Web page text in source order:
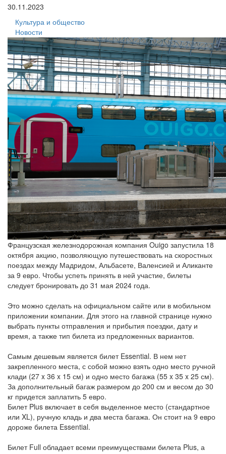
30.11.2023
Культура и общество
Новости
Французская железнодорожная компания Ouigo запустила 18
октября акцию, позволяющую путешествовать на скоростных
поездах между Мадридом, Альбасете, Валенсией и Аликанте
за 9 евро. Чтобы успеть принять в ней участие, билеты
следует бронировать до 31 мая 2024 года.
Это можно сделать на официальном сайте или в мобильном
приложении компании. Для этого на главной странице нужно
выбрать пункты отправления и прибытия поездки, дату и
время, а также тип билета из предложенных вариантов.
Самым дешевым является билет Essential. В нем нет
закрепленного места, с собой можно взять одно место ручной
клади (27 x 36 x 15 см) и одно место багажа (55 x 35 x 25 см).
За дополнительный багаж размером до 200 см и весом до 30
кг придется заплатить 5 евро.
Билет Plus включает в себя выделенное место (стандартное
или XL), ручную кладь и два места багажа. Он стоит на 9 евро
дороже билета Essential.
Билет Full обладает всеми преимуществами билета Plus, а